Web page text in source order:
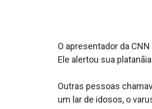
O apresentador da
Ele alertou sua
Outras pessoas
um lar de idosos, o